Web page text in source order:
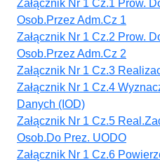
Załącznik Nr 1 Cz.1 Prow.
Osob.Przez Adm.Cz 1
Załącznik Nr 1 Cz.2 Prow.
Osob.Przez Adm.Cz 2
Załącznik Nr 1 Cz.3
Załącznik Nr 1 Cz.4
Danych (IOD)
Załącznik Nr 1 Cz.5
Osob.Do Prez. UODO
Załącznik Nr 1 Cz.6